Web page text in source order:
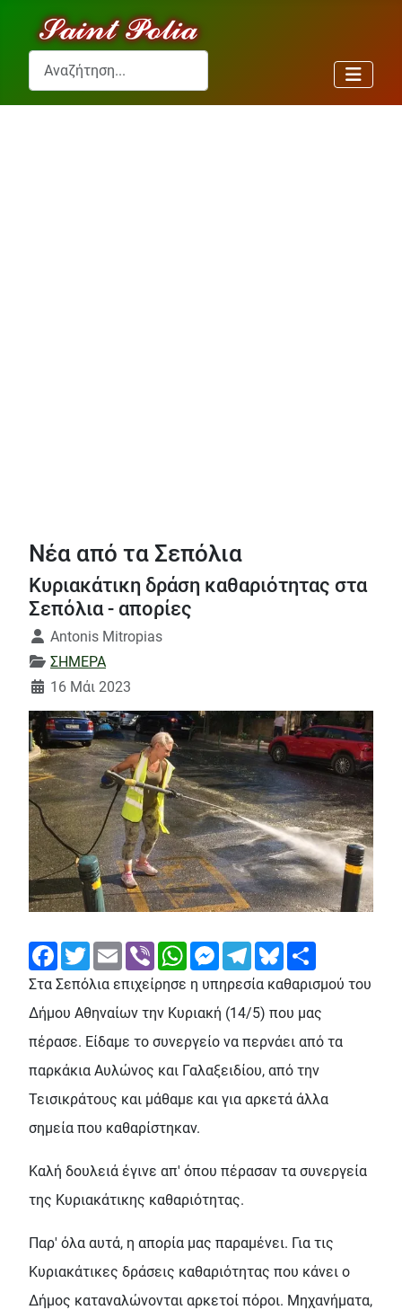
Αναζήτηση...
Νέα από τα Σεπόλια
Κυριακάτικη δράση καθαριότητας στα
Σεπόλια - απορίες
Λεπτομέρειες
Antonis Mitropias
ΣΗΜΕΡΑ
16 Μάι 2023
FacebookTwitterEmail Viber WhatsAppMessengerTelegramBluesky
Στα Σεπόλια επιχείρησε η υπηρεσία καθαρισμού του
Δήμου Αθηναίων την Κυριακή (14/5) που μας
πέρασε. Είδαμε το συνεργείο να περνάει από τα
παρκάκια Αυλώνος και Γαλαξειδίου, από την
Τεισικράτους και μάθαμε και για αρκετά άλλα
σημεία που καθαρίστηκαν.
Καλή δουλειά έγινε απ' όπου πέρασαν τα συνεργεία
της Κυριακάτικης καθαριότητας.
Παρ' όλα αυτά, η απορία μας παραμένει. Για τις
Κυριακάτικες δράσεις καθαριότητας που κάνει ο
Δήμος καταναλώνονται αρκετοί πόροι. Μηχανήματα,